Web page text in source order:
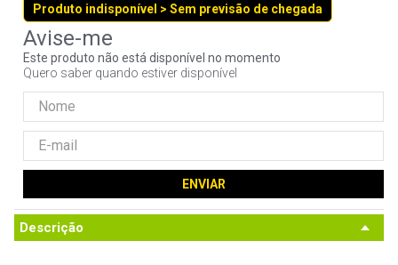
Produto indisponível > Sem previsão de chegada
Este produto não está disponível no momento
Quero saber quando estiver disponível
ENVIAR
Descrição
8º
controle
ventoinha
10º hd